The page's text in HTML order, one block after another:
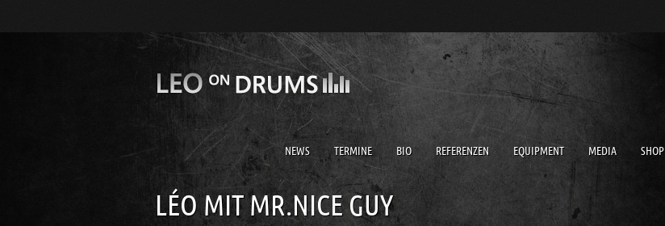
NEWS TERMINE BIO REFERENZEN EQUIPMENT MEDIA SHOP
LÉO MIT MR.NICE GUY